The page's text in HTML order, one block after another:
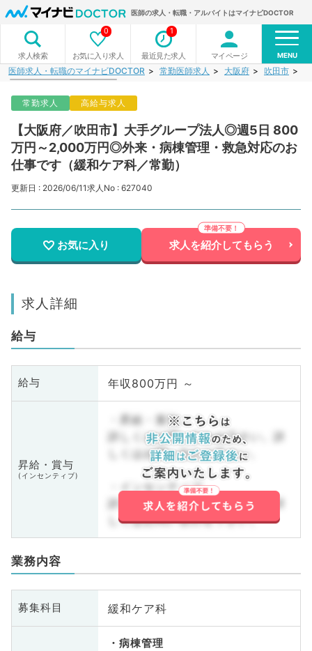
医師の求人・転職・アルバイトはマイナビDOCTOR
求人検索 お気に入り求人
0
最近見た求人
1
マイページ MENU
医師求人・転職のマイナビDOCTOR 常勤医師求人 大阪府 吹田市
常勤求人 高給与求人
【大阪府／吹田市】大手グループ法人◎週5日 800
万円～2,000万円◎外来・病棟管理・救急対応のお
仕事です（緩和ケア科／常勤）
更新日 : 2026/06/11求人No : 627040
お気に入り 求人を紹介してもらう
求人詳細
給与
給与 年収800万円 ～
昇給・賞与
(インセンティブ)
・昇給・賞与
詳しくはお問い合わせ下さい。詳
しくはお問い合わせ下さい。
・インセンティブ
詳しくはお問い合わせ下さい。詳
しくはお問い合わせ下さい。
業務内容
募集科目 緩和ケア科
病棟管理